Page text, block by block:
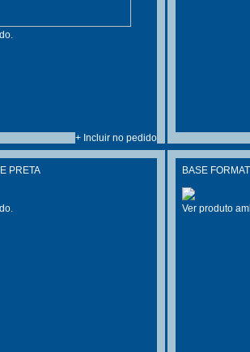
+ Incluir no pedido
PRETA BASE
Ver produto